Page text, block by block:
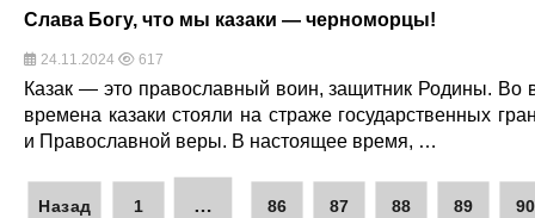
Слава Богу, что мы казаки — черноморцы!
24.11.2024 617
Казак — это православный воин, защитник Родины. Во
времена казаки стояли на страже государственных
и Православной веры. В настоящее время, …
Назад 1 … 86 87 88 89 90